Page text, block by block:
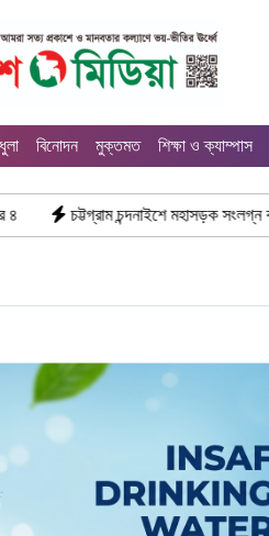
বিনোদন মুক্তমত শিক্ষা ও ক্যাম্পাস
চন্দনাইশে মহাসড়ক সংলগ্ন বাজারে ভয়াবহ আগুন